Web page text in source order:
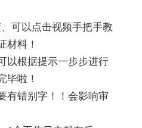
可以点击视频手把手教
材料！
以根据提示一步步进行
毕啦！
有错别字！！会影响审